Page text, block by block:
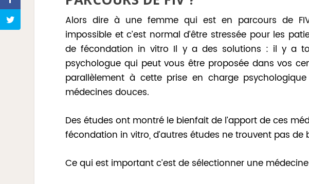
Alors dire à une femme qui est en parcours de FIV
impossible et c’est normal d’être stressée pour les
de fécondation in vitro Il y a des solutions : il y a
psychologue qui peut vous être proposée dans vos
parallèlement à cette prise en charge
médecines douces.
Des études ont montré le bienfait de l’apport de ces
fécondation in vitro, d’autres études ne trouvent pas de
Ce qui est important c’est de sélectionner une